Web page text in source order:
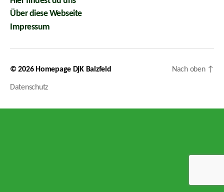
Über diese Webseite
Impressum
© 2026 Homepage DjK Balzfeld
Datenschutz
Nach oben ↑